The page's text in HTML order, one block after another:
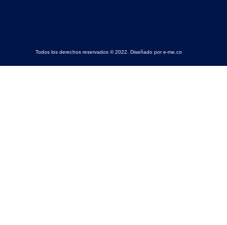
Todos los derechos reservados © 2022. Diseñado por e-me.co